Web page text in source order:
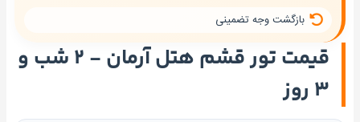
قیمت تور قشم هتل آرمان - ۲ شب و
۳ روز
بازگشت وجه تضمینی